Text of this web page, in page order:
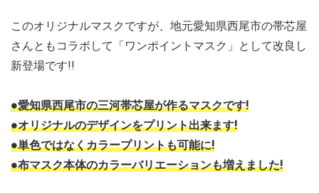
このオリジナルマスクですが、地元愛知県西尾市の帯芯屋
さんともコラボして「ワンポイントマスク」として改良し
新登場です!!
●愛知県西尾市の三河帯芯屋が作るマスクです!
●オリジナルのデザインをプリント出来ます!
●単色ではなくカラープリントも可能に!
●布マスク本体のカラーバリエーションも増えました!